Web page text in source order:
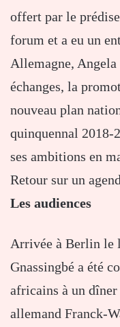
offert par le
forum et a eu un
Allemagne,
échanges, la
nouveau plan
quinquennal 2018-
ses ambitions en
Retour sur un
Les audiences
Arrivée à Berlin le
Gnassingbé a été
africains à un
allemand Franck-